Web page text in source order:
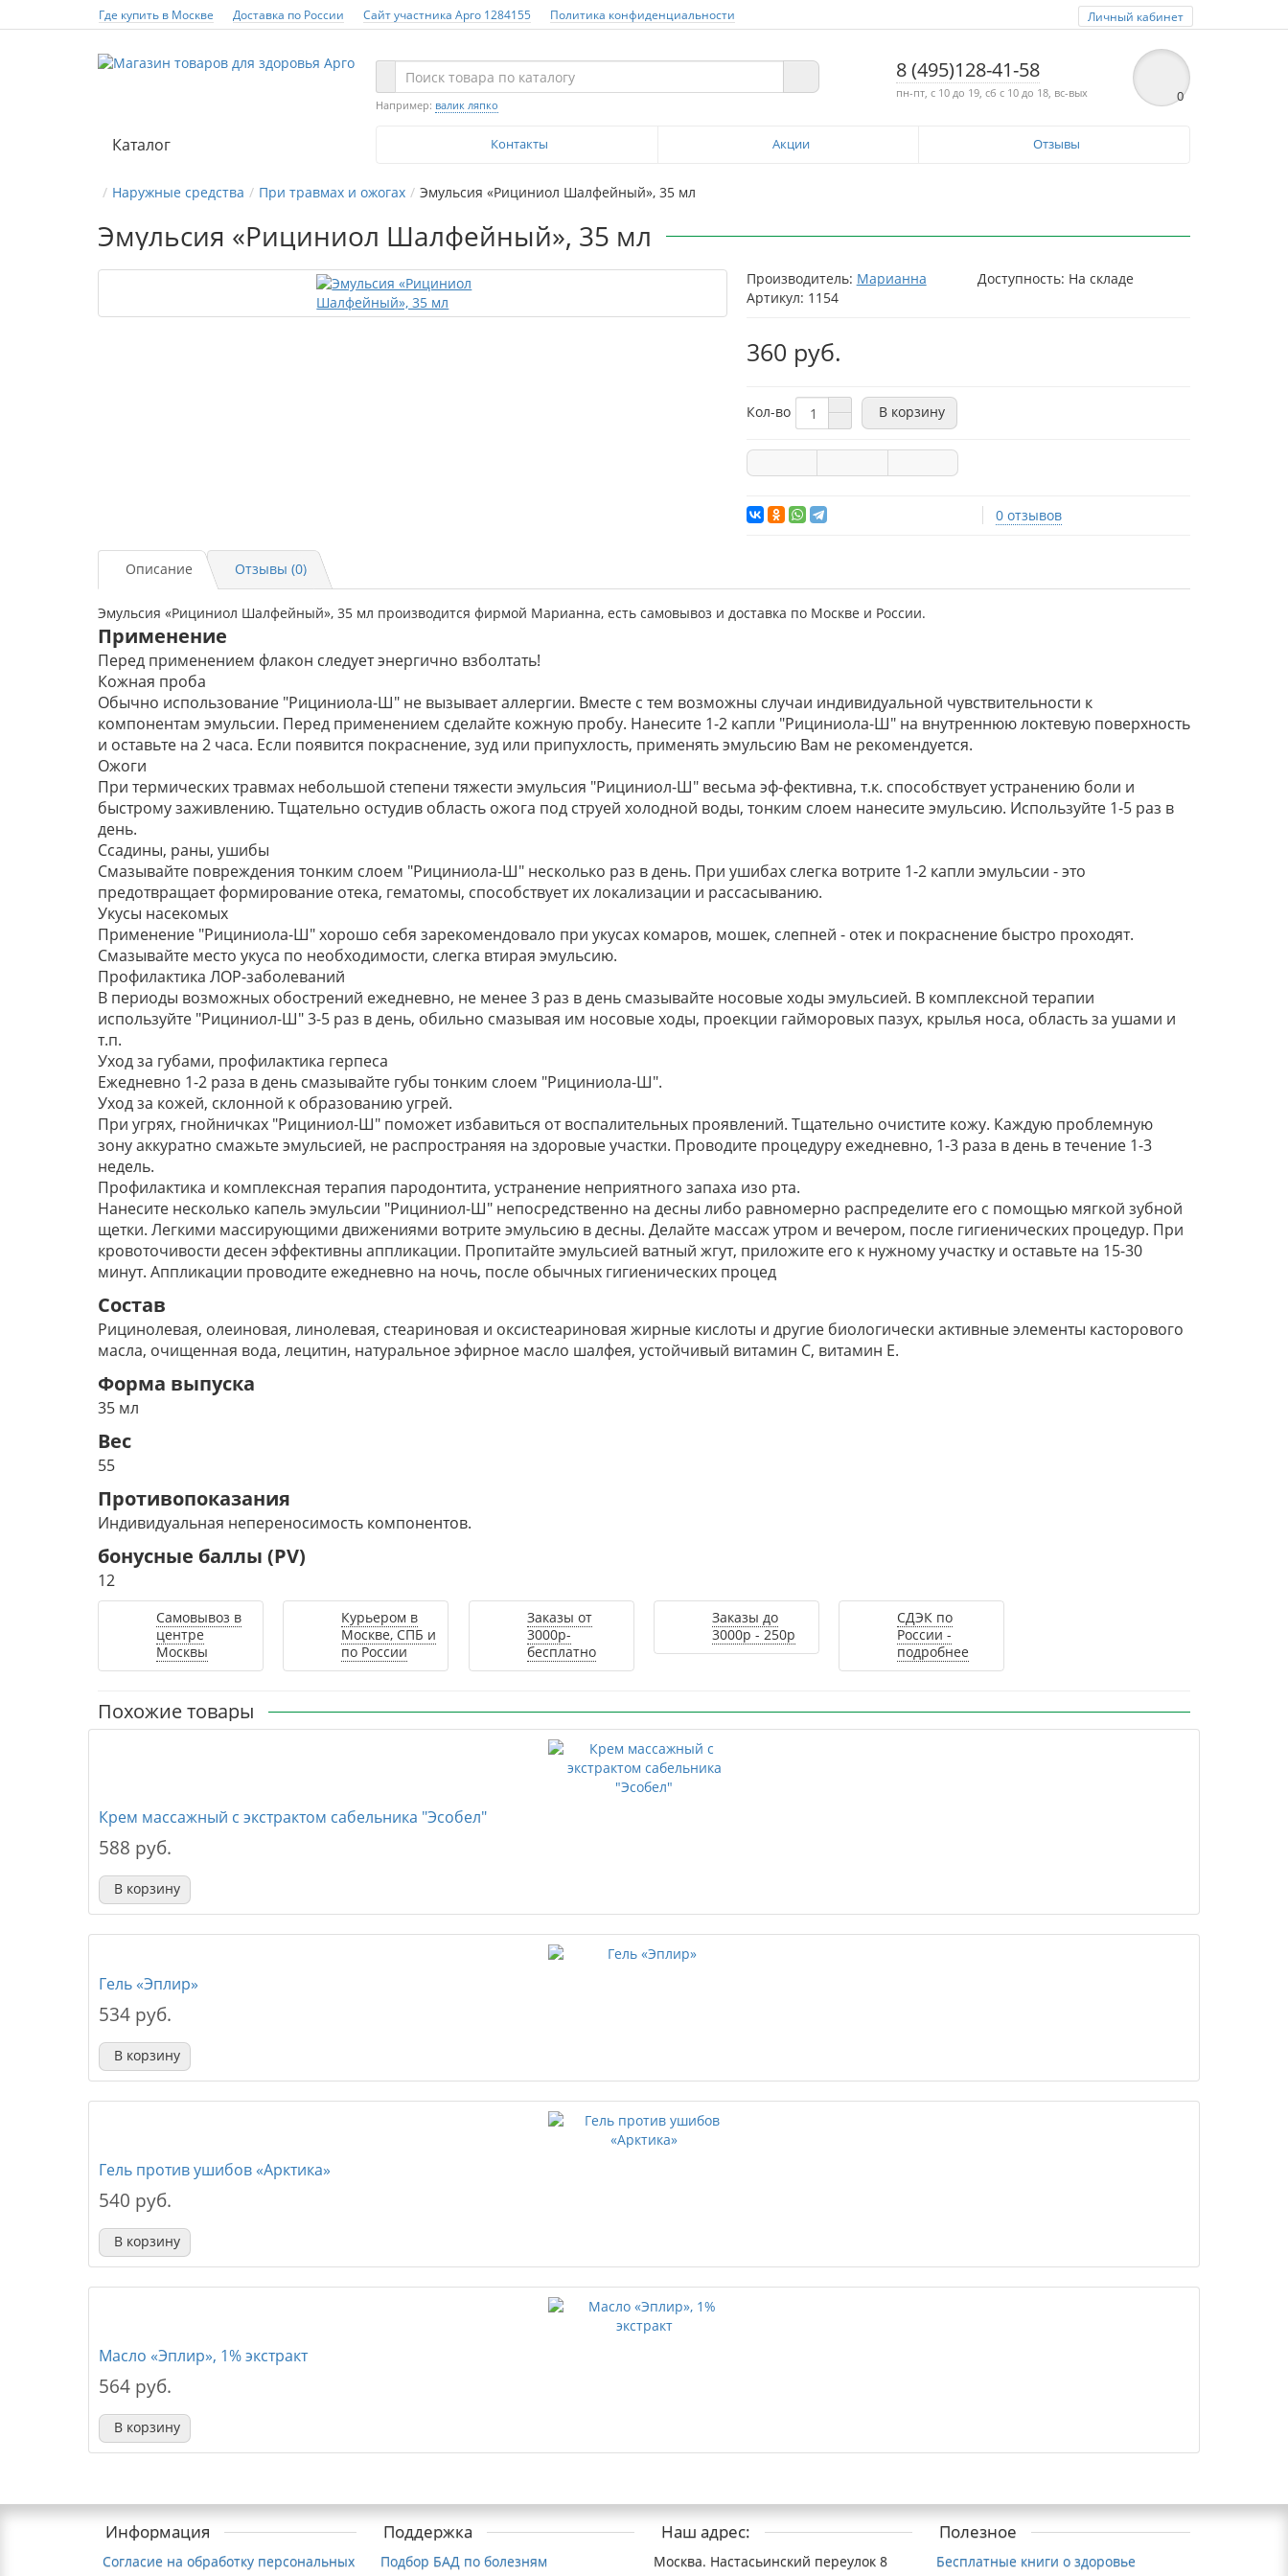
Личный кабинет
Где купить в Москве Доставка по России Сайт участника Арго 1284155 Политика конфиденциальности
8 (495)128-41-58
пн-пт, с 10 до 19, сб с 10 до 18, вс-вых 0
Например: валик ляпко
Контакты Акции Отзывы
Каталог
Наружные средства При травмах и ожогах Эмульсия «Рициниол Шалфейный», 35 мл
Эмульсия «Рициниол Шалфейный», 35 мл
Производитель: Марианна
Доступность: На складе
Артикул: 1154
360 руб.
Кол-во В корзину
0 отзывов
Описание Отзывы (0)
Эмульсия «Рициниол Шалфейный», 35 мл производится фирмой Марианна, есть самовывоз и доставка по Москве и России.
Применение
Перед применением флакон следует энергично взболтать!
Кожная проба
Обычно использование "Рициниола-Ш" не вызывает аллергии. Вместе с тем возможны случаи индивидуальной чувствительности к
компонентам эмульсии. Перед применением сделайте кожную пробу. Нанесите 1-2 капли "Рициниола-Ш" на внутреннюю локтевую поверхность
и оставьте на 2 часа. Если появится покраснение, зуд или припухлость, применять эмульсию Вам не рекомендуется.
Ожоги
При термических травмах небольшой степени тяжести эмульсия "Рициниол-Ш" весьма эф-фективна, т.к. способствует устранению боли и
быстрому заживлению. Тщательно остудив область ожога под струей холодной воды, тонким слоем нанесите эмульсию. Используйте 1-5 раз в
день.
Ссадины, раны, ушибы
Смазывайте повреждения тонким слоем "Рициниола-Ш" несколько раз в день. При ушибах слегка вотрите 1-2 капли эмульсии - это
предотвращает формирование отека, гематомы, способствует их локализации и рассасыванию.
Укусы насекомых
Применение "Рициниола-Ш" хорошо себя зарекомендовало при укусах комаров, мошек, слепней - отек и покраснение быстро проходят.
Смазывайте место укуса по необходимости, слегка втирая эмульсию.
Профилактика ЛОР-заболеваний
В периоды возможных обострений ежедневно, не менее 3 раз в день смазывайте носовые ходы эмульсией. В комплексной терапии
используйте "Рициниол-Ш" 3-5 раз в день, обильно смазывая им носовые ходы, проекции гайморовых пазух, крылья носа, область за ушами и
т.п.
Уход за губами, профилактика герпеса
Ежедневно 1-2 раза в день смазывайте губы тонким слоем "Рициниола-Ш".
Уход за кожей, склонной к образованию угрей.
При угрях, гнойничках "Рициниол-Ш" поможет избавиться от воспалительных проявлений. Тщательно очистите кожу. Каждую проблемную
зону аккуратно смажьте эмульсией, не распространяя на здоровые участки. Проводите процедуру ежедневно, 1-3 раза в день в течение 1-3
недель.
Профилактика и комплексная терапия пародонтита, устранение неприятного запаха изо рта.
Нанесите несколько капель эмульсии "Рициниол-Ш" непосредственно на десны либо равномерно распределите его с помощью мягкой зубной
щетки. Легкими массирующими движениями вотрите эмульсию в десны. Делайте массаж утром и вечером, после гигиенических процедур. При
кровоточивости десен эффективны аппликации. Пропитайте эмульсией ватный жгут, приложите его к нужному участку и оставьте на 15-30
минут. Аппликации проводите ежедневно на ночь, после обычных гигиенических процед
Состав
Рицинолевая, олеиновая, линолевая, стеариновая и оксистеариновая жирные кислоты и другие биологически активные элементы касторового
масла, очищенная вода, лецитин, натуральное эфирное масло шалфея, устойчивый витамин С, витамин Е.
Форма выпуска
35 мл
Вес
55
Противопоказания
Индивидуальная непереносимость компонентов.
бонусные баллы (PV)
12
Самовывоз в
центре
Москвы
Курьером в
Москве, СПБ и
по России
Заказы от
3000р-
бесплатно
Заказы до
3000р - 250р
СДЭК по
России -
подробнее
Похожие товары
Крем массажный с экстрактом сабельника "Эсобел"
588 руб.
В корзину
Гель «Эплир»
534 руб.
В корзину
Гель против ушибов «Арктика»
540 руб.
В корзину
Масло «Эплир», 1% экстракт
564 руб.
В корзину
Информация
Согласие на обработку персональных
Поддержка
Подбор БАД по болезням
Наш адрес:
Москва. Настасьинский переулок 8
Полезное
Бесплатные книги о здоровье